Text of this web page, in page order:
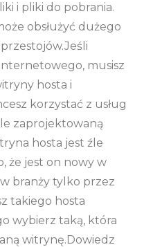
i pliki do pobrania.
obsłużyć dużego
musisz
hosta i
korzystać z usług
zaprojektowaną
hosta jest źle
że jest on nowy w
branży tylko przez
takiego hosta
wybierz taką, która
witrynę.Dowiedz